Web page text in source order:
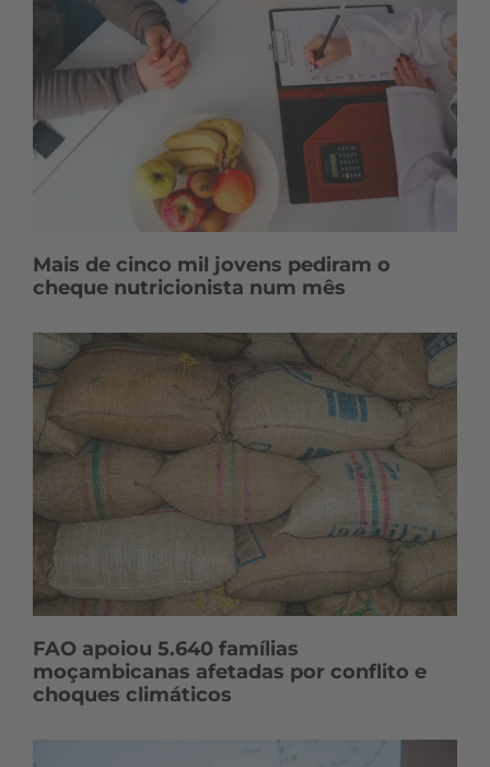
Mais de cinco mil jovens pediram o
cheque nutricionista num mês
FAO apoiou 5.640 famílias
moçambicanas afetadas por conflito e
choques climáticos